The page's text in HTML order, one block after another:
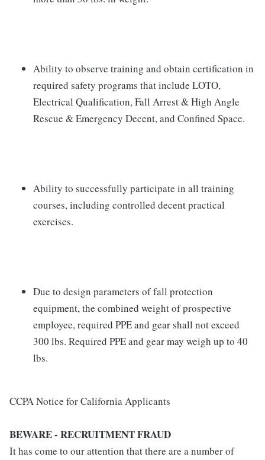
Ability to observe training and obtain certification in
required safety programs that include LOTO,
Electrical Qualification, Fall Arrest & High Angle
Rescue & Emergency Decent, and Confined Space.
Ability to successfully participate in all training
courses, including controlled decent practical
exercises.
Due to design parameters of fall protection
equipment, the combined weight of prospective
employee, required PPE and gear shall not exceed
300 lbs. Required PPE and gear may weigh up to 40
lbs.
CCPA Notice for California Applicants
BEWARE - RECRUITMENT FRAUD
It has come to our attention that there are a number of